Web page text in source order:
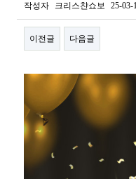
작성자 크리스챤쇼보 25-03-
이전글 다음글
본문